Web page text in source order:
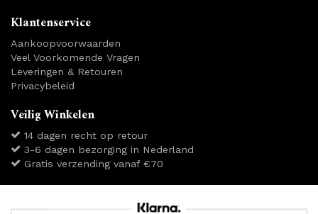
Klantenservice
Aankoopvoorwaarden
Veel Voorkomende Vragen
Leveringen & Retouren
Privacybeleid
Veilig Winkelen
14 dagen recht op retour
3-6 dagen bezorging in Nederland
Gratis verzending vanaf €70